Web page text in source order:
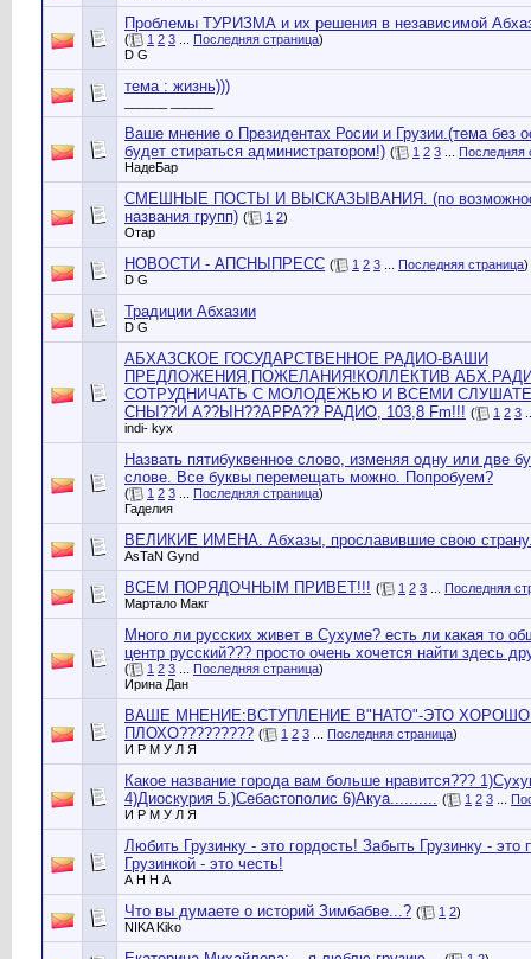
Проблемы ТУРИЗМА и их решения в независимой
( 1 2 3 Последняя страница)
D G
тема : жизнь)))
Ваше мнение о Президентах Росии и Грузии.(тема без
будет стираться администратором!) ( 1 2 3
Последняя
НадеБар
СМЕШНЫЕ ПОСТЫ И ВЫСКАЗЫВАНИЯ. (по
названия групп) ( 1 2)
Отар
НОВОСТИ - АПСНЫПРЕСС ( 1 2 3 Последняя страница)
D G
Традиции Абхазии
D G
АБХАЗСКОЕ ГОСУДАРСТВЕННОЕ РАДИО-ВАШИ
ПРЕДЛОЖЕНИЯ,ПОЖЕЛАНИЯ!КОЛЛЕКТИВ
СОТРУДНИЧАТЬ С МОЛОДЕЖЬЮ И ВСЕМИ
СНЫ??И А??ЫН??АРРА?? РАДИО, 103,8 Fm!!! ( 1 2 3
indi- kyx
Назвать пятибуквенное слово, изменяя одну или две
слове. Все буквы перемещать можно. Попробуем?
( 1 2 3 Последняя страница)
Гаделия
ВЕЛИКИЕ ИМЕНА. Абхазы, прославившие свою
AsTaN Gynd
ВСЕМ ПОРЯДОЧНЫМ ПРИВЕТ!!! ( 1 2 3
Последняя
Мартало Макг
Много ли русских живет в Сухуме? есть ли какая то
центр русский??? просто очень хочется найти здесь
( 1 2 3 Последняя страница)
Ирина Дан
ВАШЕ МНЕНИЕ:ВСТУПЛЕНИЕ В"НАТО"-ЭТО
ПЛОХО????????? ( 1 2 3 Последняя страница)
И Р М У Л Я
Какое название города вам больше нравится???
4)Диоскурия 5.)Себастополис 6)Акуа.......... ( 1 2 3
И Р М У Л Я
Любить Грузинку - это гордость! Забыть Грузинку -
Грузинкой - это честь!
А Н Н А
Что вы думаeте о историй Зимбабве...? ( 1 2)
NIKA Kiko